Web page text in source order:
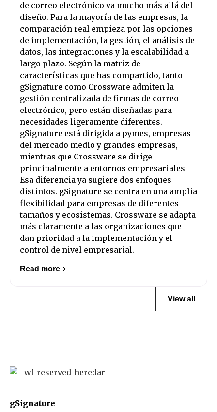
de correo electrónico va mucho más allá del
diseño. Para la mayoría de las empresas, la
comparación real empieza por las opciones
de implementación, la gestión, el análisis de
datos, las integraciones y la escalabilidad a
largo plazo. Según la matriz de
características que has compartido, tanto
gSignature como Crossware admiten la
gestión centralizada de firmas de correo
electrónico, pero están diseñadas para
necesidades ligeramente diferentes.
gSignature está dirigida a pymes, empresas
del mercado medio y grandes empresas,
mientras que Crossware se dirige
principalmente a entornos empresariales.
Esa diferencia ya sugiere dos enfoques
distintos. gSignature se centra en una amplia
flexibilidad para empresas de diferentes
tamaños y ecosistemas. Crossware se adapta
más claramente a las organizaciones que
dan prioridad a la implementación y el
control de nivel empresarial.
Read more
View all
gSignature